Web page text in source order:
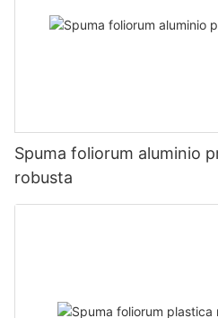
Spuma foliorum aluminio
robusta